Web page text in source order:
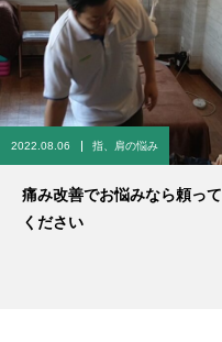
2022.08.06 指、肩の悩み
痛み改善でお悩みなら頼って
ください